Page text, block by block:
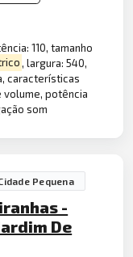
110, tamanho
, largura: 540,
características
volume, potência
som
Pequena
-
De